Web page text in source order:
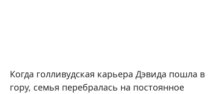
Когда голливудская карьера Дэвида пошла в
гору, семья перебралась на постоянное